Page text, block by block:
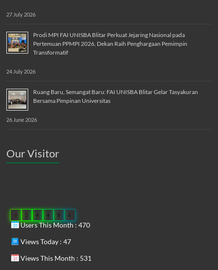
27 July 2026
Prodi MPI FAI UNISBA Blitar Perkuat Jejaring Nasional pada
Pertemuan PPMPI 2026, Dekan Raih Penghargaan Pemimpin
Transformatif
24 July 2026
Ruang Baru, Semangat Baru: FAI UNISBA Blitar Gelar Tasyakuran
Bersama Pimpinan Universitas
26 June 2026
Our Visitor
0 2 4 4 9 5
Users This Month : 470
Views Today : 47
Views This Month : 531